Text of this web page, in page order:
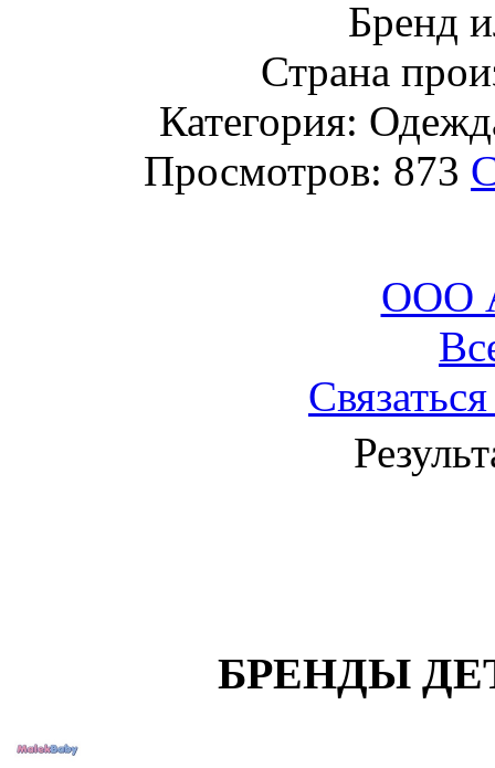
Бренд
Страна
Категория:
Просмотров: 873
ООО
БРЕНДЫ